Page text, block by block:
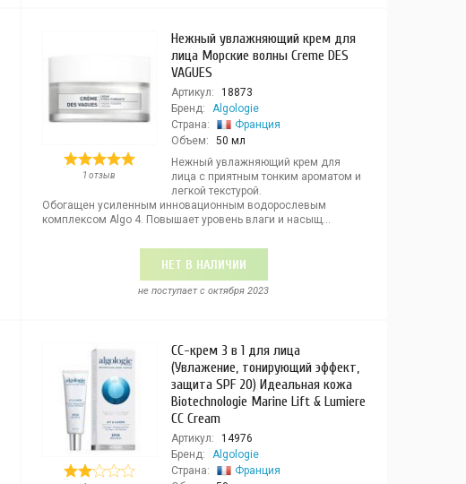
1 отзыв
Нежный увлажняющий крем для
лица Морские волны Creme DES
VAGUES
Артикул:
18873
Бренд:
Algologie
Страна:
Франция
Объем:
50 мл
Нежный увлажняющий крем для
лица с приятным тонким ароматом и
легкой текстурой.
Обогащен усиленным инновационным водорослевым
комплексом Algo 4. Повышает уровень влаги и насыщ...
НЕТ В НАЛИЧИИ
не поступает c октября 2023
СС-крем 3 в 1 для лица
(Увлажение, тонирующий эффект,
защита SPF 20) Идеальная кожа
Biotechnologie Marine Lift & Lumiere
CC Cream
Артикул:
14976
Бренд:
Algologie
Страна:
Франция